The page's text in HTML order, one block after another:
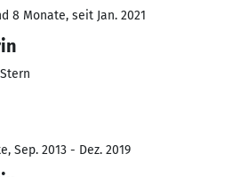
8 Monate, seit Jan. 2021
Sep. 2013 - Dez. 2019